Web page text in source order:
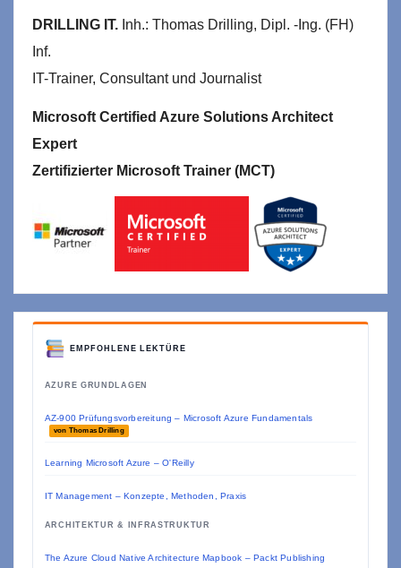
DRILLING IT. Inh.: Thomas Drilling, Dipl. -Ing. (FH)
Inf.
IT-Trainer, Consultant und Journalist
Microsoft Certified Azure Solutions Architect
Expert
Zertifizierter Microsoft Trainer (MCT)
EMPFOHLENE LEKTÜRE
AZURE GRUNDLAGEN
AZ-900 Prüfungsvorbereitung – Microsoft Azure Fundamentals
von Thomas Drilling
Learning Microsoft Azure – O'Reilly
IT Management – Konzepte, Methoden, Praxis
ARCHITEKTUR & INFRASTRUKTUR
The Azure Cloud Native Architecture Mapbook – Packt Publishing